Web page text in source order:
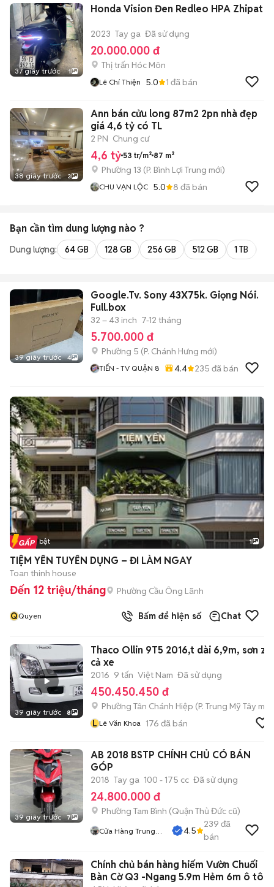
37 giây trước 1
Honda Vision Đen Redleo HPA Zhipat
2023 Tay ga Đã sử dụng
20.000.000 đ
Thị trấn Hóc Môn
Lê Chí Thiện 5.0 1 đã bán
38 giây trước 3
Ann bán cửu long 87m2 2pn nhà đẹp
giá 4,6 tỷ có TL
2 PN Chung cư
4,6 tỷ 53 tr/m² 87 m²
Phường 13 (P. Bình Lợi Trung mới)
CHU VẠN LỘC 5.0 8 đã bán
Bạn cần tìm dung lượng nào ?
Dung lượng: 64 GB 128 GB 256 GB 512 GB 1 TB
39 giây trước 4
Google.Tv. Sony 43X75k. Giọng Nói.
Full.box
32 – 43 inch 7-12 tháng
5.700.000 đ
Phường 5 (P. Chánh Hưng mới)
TIẾN - TV QUẬN 8 4.4 235 đã bán
Tin nổi bật 1
TIỆM YẾN TUYỂN DỤNG – ĐI LÀM NGAY
Toan thinh house
Đến 12 triệu/tháng Phường Cầu Ông Lãnh
QQuyen Bấm để hiện số Chat
39 giây trước 8
Thaco Ollin 9T5 2016,t dài 6,9m, sơn zin
cả xe
2016 9 tấn Việt Nam Đã sử dụng
450.450.450 đ
Phường Tân Chánh Hiệp (P. Trung Mỹ Tây mới)
L Lê Văn Khoa 176 đã bán
39 giây trước 7
AB 2018 BSTP CHÍNH CHỦ CÓ BÁN
GÓP
2018 Tay ga 100 - 175 cc Đã sử dụng
24.800.000 đ
Phường Tam Bình (Quận Thủ Đức cũ)
Cửa Hàng Trung
4.5
239 đã
bán
Chính chủ bán hàng hiếm Vườn Chuối
Bàn Cờ Q3 -Ngang 5.9m Hẻm 6m ô tô